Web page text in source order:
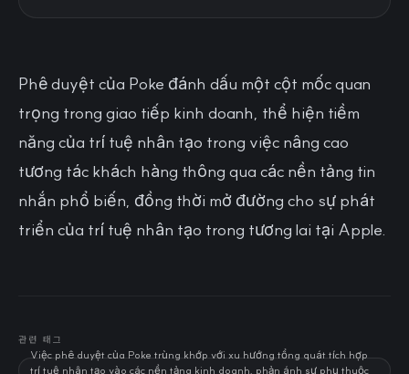
Phê duyệt của Poke đánh dấu một cột mốc quan
trọng trong giao tiếp kinh doanh, thể hiện tiềm
năng của trí tuệ nhân tạo trong việc nâng cao
tương tác khách hàng thông qua các nền tảng tin
nhắn phổ biến, đồng thời mở đường cho sự phát
triển của trí tuệ nhân tạo trong tương lai tại Apple.
관련 태그
Việc phê duyệt của Poke trùng khớp với xu hướng tổng quát tích hợp
trí tuệ nhân tạo vào các nền tảng kinh doanh, phản ánh sự phụ thuộc